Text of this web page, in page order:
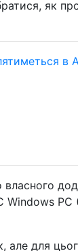
як
в
PC
але для